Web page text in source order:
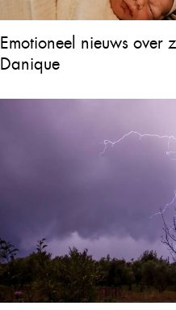
Emotioneel nieuws over
Danique